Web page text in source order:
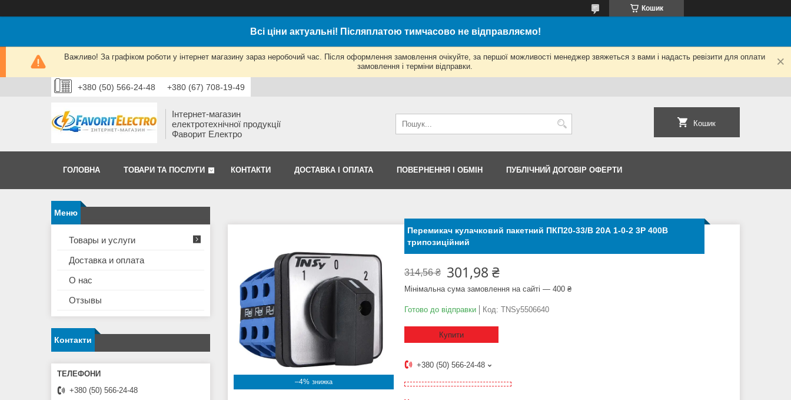
Кошик
Всі ціни актуальні! Післяплатою тимчасово не відправляємо!
Важливо! За графіком роботи у інтернет магазину зараз неробочий час. Після оформлення замовлення очікуйте, за першої можливості менеджер звяжеться з вами і надасть ревізити для оплати
замовлення і терміни відправки.
+380 (50) 566-24-48 +380 (67) 708-19-49
Інтернет-магазин
електротехнічної продукції
Фаворит Електро
Кошик
ГОЛОВНА ТОВАРИ ТА ПОСЛУГИ КОНТАКТИ ДОСТАВКА І ОПЛАТА ПОВЕРНЕННЯ І ОБМІН ПУБЛІЧНИЙ ДОГОВІР ОФЕРТИ
–4%
Перемикач кулачковий пакетний ПКП20-33/В 20А 1-0-2 3Р 400B
трипозиційний
314,56 ₴ 301,98 ₴
Мінімальна сума замовлення на сайті — 400 ₴
Готово до відправки Код: TNSy5506640
Купити
+380 (50) 566-24-48
Товары и услуги
Доставка и оплата
О нас
Отзывы
Контакти
+380 (50) 566-24-48